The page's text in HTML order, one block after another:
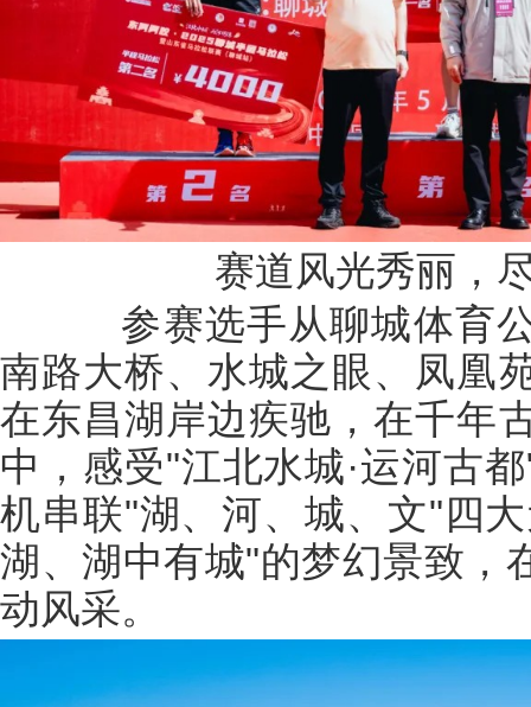
赛道风光秀丽，
参赛选手从聊城体育公
南路大桥、水城之眼、凤凰
在东昌湖岸边疾驰，在千年
中，感受"江北水城·运河古
机串联"湖、河、城、文"四
湖、湖中有城"的梦幻景致，
动风采。